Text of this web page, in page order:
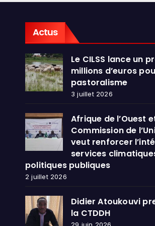
Actus
Le CILSS lance un
millions d’euros
pastoralisme
3 juillet 2026
Afrique de l’Ouest
Commission de
veut renforcer
services
politiques publiques
2 juillet 2026
Didier Atoukouvi
la CTDDH
29 juin 2026